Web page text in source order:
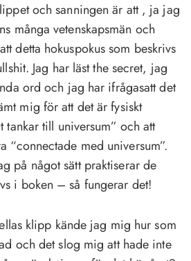
och sanningen är att , ja jag
många vetenskapsmän och
detta hokuspokus som beskrivs
Jag har läst the secret, jag
ord och jag har ifrågasatt det
mig för att det är fysiskt
tankar till universum” och att
“connectade med universum”.
på något sätt praktiserar de
i boken – så fungerar det!
klipp kände jag mig hur som
och det slog mig att hade inte